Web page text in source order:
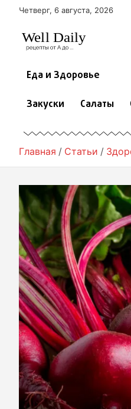
Четверг, 6 августа, 2026
Еда и Здоровье
Закуски Салаты
Главная Статьи